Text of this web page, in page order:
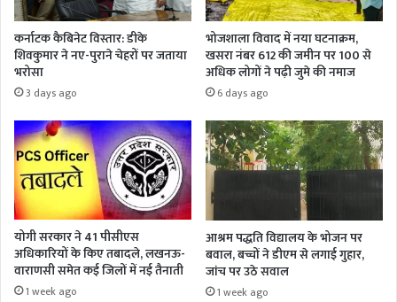
कर्नाटक कैबिनेट विस्तार: डीके
शिवकुमार ने नए-पुराने चेहरों पर जताया
भरोसा
3 days ago
भोजशाला विवाद में नया घटनाक्रम,
खसरा नंबर 612 की जमीन पर 100 से
अधिक लोगों ने पढ़ी जुमे की नमाज
6 days ago
योगी सरकार ने 41 पीसीएस
अधिकारियों के किए तबादले, लखनऊ-
वाराणसी समेत कई जिलों में नई तैनाती
1 week ago
आश्रम पद्धति विद्यालय के भोजन पर
बवाल, बच्चों ने डीएम से लगाई गुहार,
जांच पर उठे सवाल
1 week ago